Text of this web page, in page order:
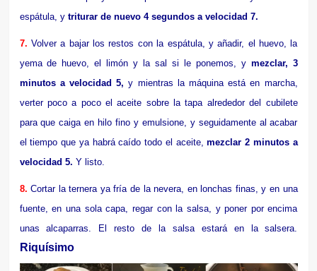
espátula, y triturar de nuevo 4 segundos a velocidad 7.
7. Volver a bajar los restos con la espátula, y añadir, el huevo, la
yema de huevo, el limón y la sal si le ponemos, y mezclar, 3
minutos a velocidad 5, y mientras la máquina está en marcha,
verter poco a poco el aceite sobre la tapa alrededor del cubilete
para que caiga en hilo fino y emulsione, y seguidamente al acabar
el tiempo que ya habrá caído todo el aceite,mezclar 2 minutos a
velocidad 5. Y listo.
8. Cortar la ternera ya fría de la nevera, en lonchas finas, y en una
fuente, en una sola capa, regar con la salsa, y poner por encima
unas alcaparras. El resto de la salsa estará en la salsera.
Riquísimo